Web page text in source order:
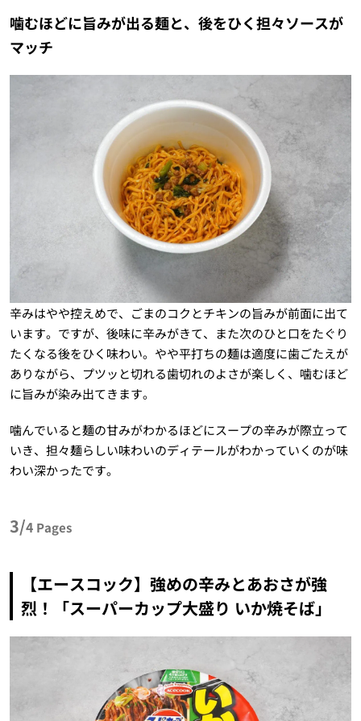
噛むほどに旨みが出る麺と、後をひく担々ソースが
マッチ
辛みはやや控えめで、ごまのコクとチキンの旨みが前面に出て
います。ですが、後味に辛みがきて、また次のひと口をたぐり
たくなる後をひく味わい。やや平打ちの麺は適度に歯ごたえが
ありながら、プツッと切れる歯切れのよさが楽しく、噛むほど
に旨みが染み出てきます。
噛んでいると麺の甘みがわかるほどにスープの辛みが際立って
いき、担々麺らしい味わいのディテールがわかっていくのが味
わい深かったです。
3/4 Pages
【エースコック】強めの辛みとあおさが強
烈！「スーパーカップ大盛り いか焼そば」